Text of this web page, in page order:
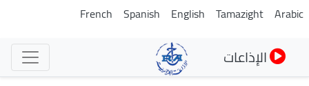
تجاوز
Arabic
Tamazight
English
Spanish
French
الإذاعات